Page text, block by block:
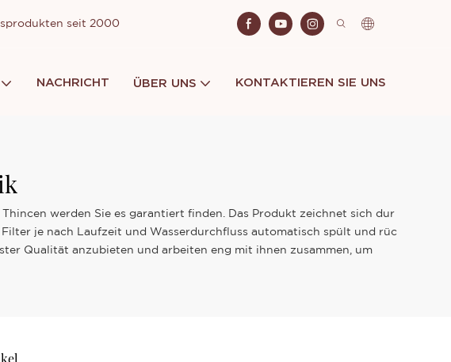
seit 2000
NACHRICHT ÜBER UNS KONTAKTIEREN SIE UNS
werden Sie es garantiert finden. Das Produkt zeichnet sich dur
je nach Laufzeit und Wasserdurchfluss automatisch spült und rüc
Qualität anzubieten und arbeiten eng mit ihnen zusammen, um